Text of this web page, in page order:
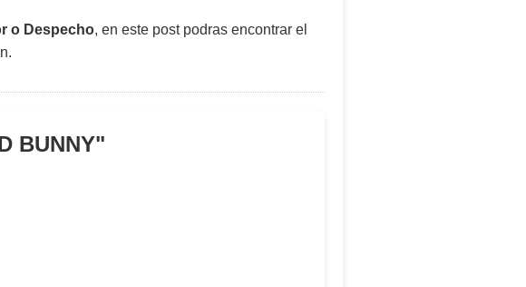
o Despecho, en este post podras encontrar el
BUNNY"